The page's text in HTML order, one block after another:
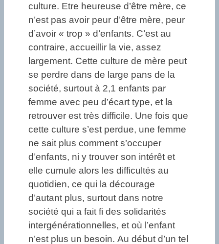
culture. Etre heureuse d’être mère, ce
n’est pas avoir peur d’être mère, peur
d’avoir « trop » d’enfants. C’est au
contraire, accueillir la vie, assez
largement. Cette culture de mère peut
se perdre dans de large pans de la
société, surtout à 2,1 enfants par
femme avec peu d’écart type, et la
retrouver est très difficile. Une fois que
cette culture s’est perdue, une femme
ne sait plus comment s’occuper
d’enfants, ni y trouver son intérêt et
elle cumule alors les difficultés au
quotidien, ce qui la décourage
d’autant plus, surtout dans notre
société qui a fait fi des solidarités
intergénérationnelles, et où l’enfant
n’est plus un besoin. Au début d’un tel